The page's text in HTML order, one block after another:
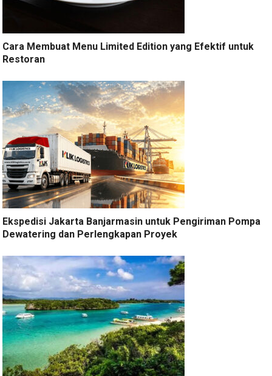
Cara Membuat Menu Limited Edition yang Efektif untuk
Restoran
Ekspedisi Jakarta Banjarmasin untuk Pengiriman Pompa
Dewatering dan Perlengkapan Proyek